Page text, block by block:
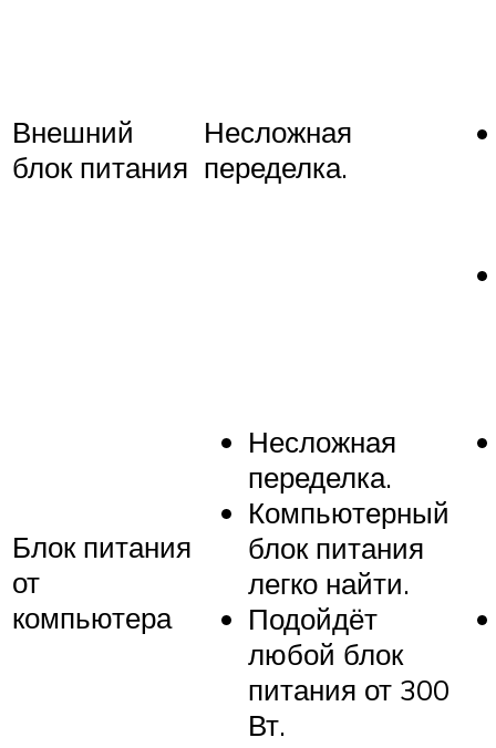
Внешний
блок питания
Несложная
переделка.
Блок питания
от
компьютера
Несложная
переделка.
Компьютерный
блок питания
легко найти.
Подойдёт
любой блок
питания от 300
Вт.